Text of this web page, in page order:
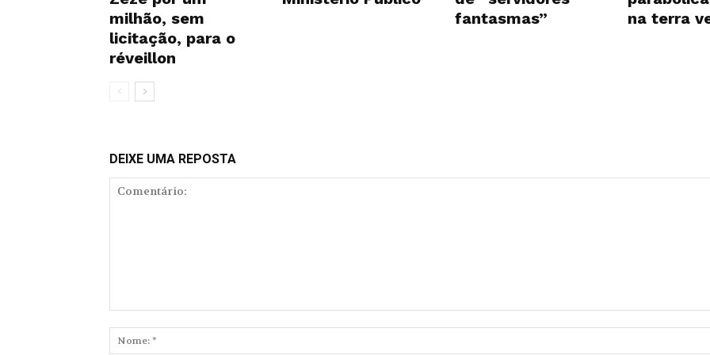
milhão, sem
licitação, para o
réveillon
fantasmas”
na terra
DEIXE UMA REPOSTA